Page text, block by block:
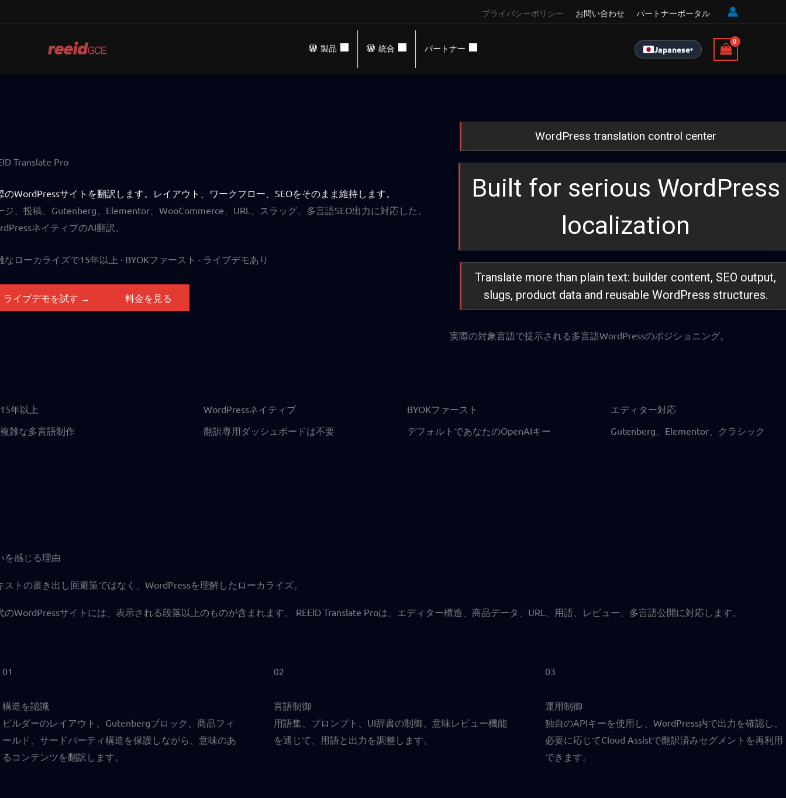
プライバシーポリシー お問い合わせ パートナーポータル
製品 統合 パートナー Japanese▾
Translate Pro
のWordPressサイトを翻訳します。 レイアウト、ワークフロー、SEOをそのまま維持します。
ジ、投稿、Gutenberg、Elementor、WooCommerce、URL、スラッグ、多言語SEO出力に対応した、
ネイティブのAI翻訳。
なローカライズで15年以上 · BYOKファースト · ライブデモあり
ライブデモを試す → 料金を見る
WordPress translation control center
Built for serious WordPress
localization
Translate more than plain text: builder content, SEO output,
slugs, product data and reusable WordPress structures.
実際の対象言語で提示される多言語WordPressのポジショニング。
15年以上
複雑な多言語制作
WordPressネイティブ
翻訳専用ダッシュボードは不要
BYOKファースト
デフォルトであなたのOpenAIキー
エディター対応
Gutenberg、Elementor、クラシック
を感じる理由
ストの書き出し回避策ではなく、WordPressを理解したローカライズ。
のWordPressサイトには、表示される段落以上のものが含まれます。 REEID Translate Proは、エディター構造、商品データ、URL、用語、レビュー、多言語公開に対応します。
01
構造を認識
ビルダーのレイアウト、Gutenbergブロック、商品フィ
ールド、サードパーティ構造を保護しながら、意味のあ
るコンテンツを翻訳します。
02
言語制御
用語集、プロンプト、UI辞書の制御、意味レビュー機能
を通じて、用語と出力を調整します。
03
運用制御
独自のAPIキーを使用し、WordPress内で出力を確認し、
必要に応じてCloud Assistで翻訳済みセグメントを再利用
できます。